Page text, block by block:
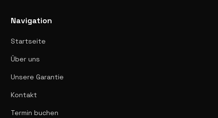
Navigation
Startseite
Über uns
Unsere Garantie
Kontakt
Termin buchen